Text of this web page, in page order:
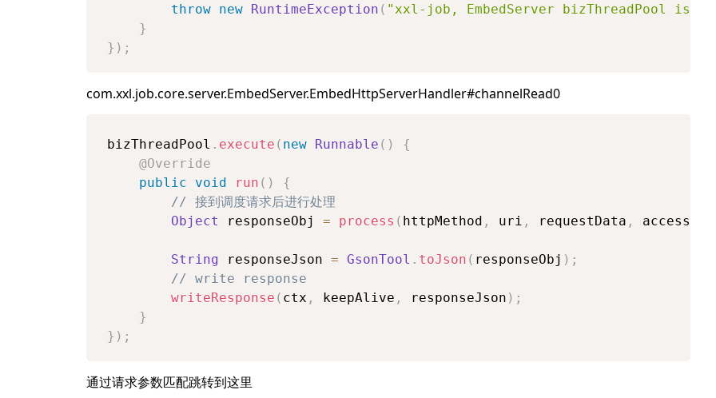
throw new RuntimeException ( "xxl-job, EmbedServer bizThreadPool is
}
} ) ;
com.xxl.job.core.server.EmbedServer.EmbedHttpServerHandler#channelRead0
bizThreadPool . execute ( new Runnable ( )
{
@Override
public
void run ( )
{
// 接到调度请求后进行处理
Object
responseObj = process ( httpMethod , uri , requestData ,
String responseJson = GsonTool . toJson ( responseObj ) ;
// write response
writeResponse ( ctx , keepAlive , responseJson ) ;
}
} ) ;
通过请求参数匹配跳转到这里